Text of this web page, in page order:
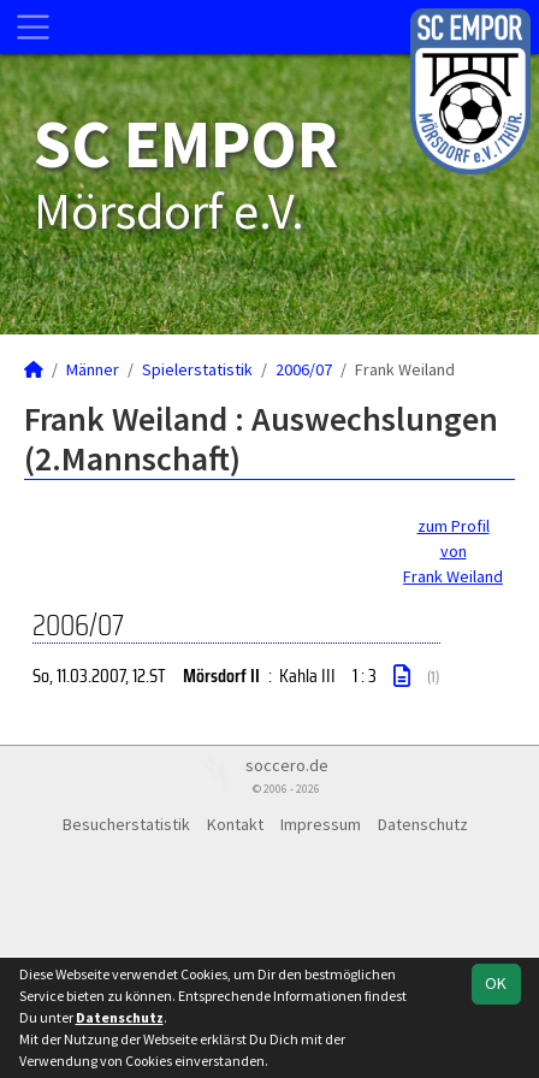
SC EMPOR
Mörsdorf e.V.
Männer Spielerstatistik 2006/07 Frank Weiland
Frank Weiland : Auswechslungen
(2.Mannschaft)
zum Profil
von
Frank Weiland
2006/07
So, 11.03.2007, 12.ST Mörsdorf II : Kahla III 1 : 3 (1)
soccero.de
© 2006 - 2026
Besucherstatistik Kontakt Impressum Datenschutz
OK
Diese Webseite verwendet Cookies, um Dir den bestmöglichen
Service bieten zu können. Entsprechende Informationen findest
Du unter Datenschutz.
Mit der Nutzung der Webseite erklärst Du Dich mit der
Verwendung von Cookies einverstanden.